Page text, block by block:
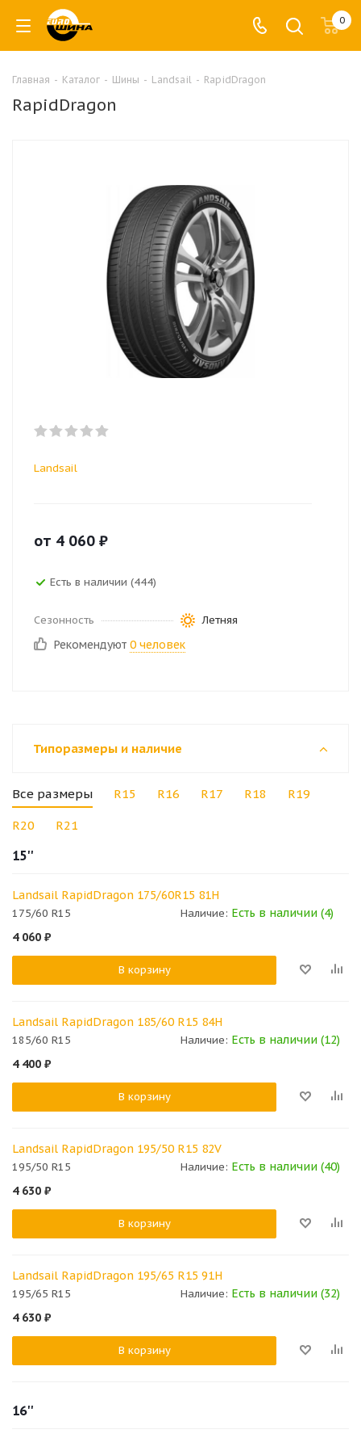
0
Главная - Каталог - Шины - Landsail - RapidDragon
RapidDragon
Landsail
от 4 060 ₽
Есть в наличии (444)
Сезонность Летняя
Рекомендуют 0 человек
Типоразмеры и наличие
Все размеры R15 R16 R17 R18 R19
R20 R21
15''
Landsail RapidDragon 175/60R15 81H
175/60 R15 Наличие: Есть в наличии (4)
4 060 ₽
В корзину
Landsail RapidDragon 185/60 R15 84H
185/60 R15 Наличие: Есть в наличии (12)
4 400 ₽
В корзину
Landsail RapidDragon 195/50 R15 82V
195/50 R15 Наличие: Есть в наличии (40)
4 630 ₽
В корзину
Landsail RapidDragon 195/65 R15 91H
195/65 R15 Наличие: Есть в наличии (32)
4 630 ₽
В корзину
16''